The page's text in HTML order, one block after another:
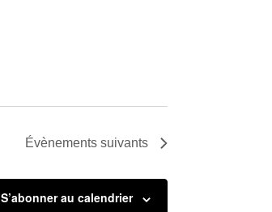
Évènements suivants
S’abonner au calendrier